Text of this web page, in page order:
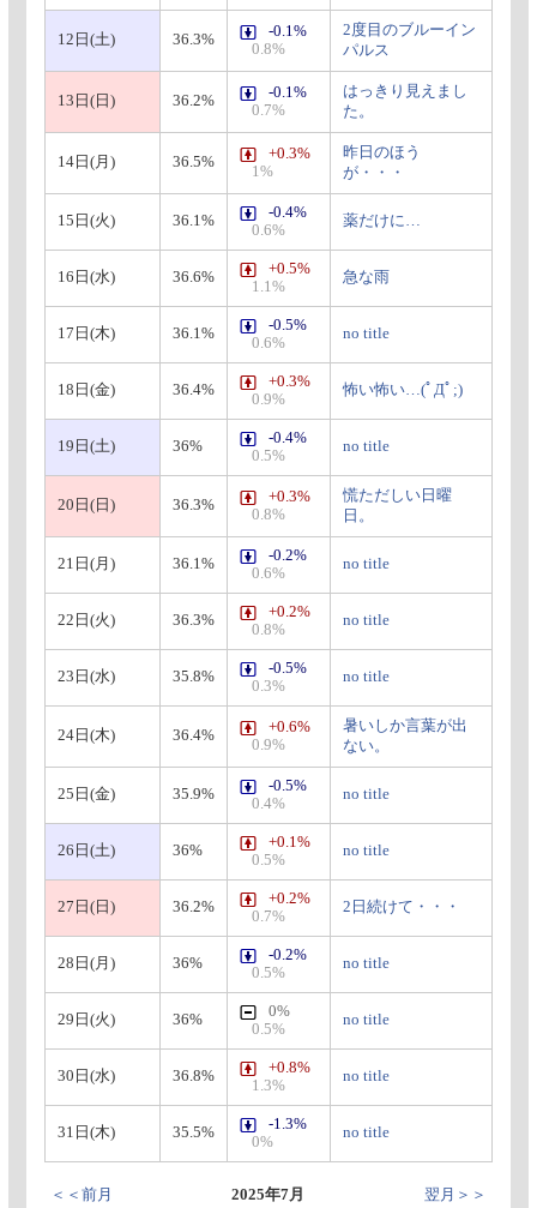
12日(土) 36.3%
-0.1%
0.8%
2度目のブルーイン
パルス
13日(日) 36.2%
-0.1%
0.7%
はっきり見えまし
た。
14日(月) 36.5%
+0.3%
1%
昨日のほう
が・・・
15日(火) 36.1%
-0.4%
0.6%
薬だけに…
16日(水) 36.6%
+0.5%
1.1%
急な雨
17日(木) 36.1%
-0.5%
0.6%
no title
18日(金) 36.4%
+0.3%
0.9%
怖い怖い…(ﾟДﾟ;)
19日(土) 36%
-0.4%
0.5%
no title
20日(日) 36.3%
+0.3%
0.8%
慌ただしい日曜
日。
21日(月) 36.1%
-0.2%
0.6%
no title
22日(火) 36.3%
+0.2%
0.8%
no title
23日(水) 35.8%
-0.5%
0.3%
no title
24日(木) 36.4%
+0.6%
0.9%
暑いしか言葉が出
ない。
25日(金) 35.9%
-0.5%
0.4%
no title
26日(土) 36%
+0.1%
0.5%
no title
27日(日) 36.2%
+0.2%
0.7%
2日続けて・・・
28日(月) 36%
-0.2%
0.5%
no title
29日(火) 36%
0%
0.5%
no title
30日(水) 36.8%
+0.8%
1.3%
no title
31日(木) 35.5%
-1.3%
0%
no title
＜＜前月 2025年7月 翌月＞＞